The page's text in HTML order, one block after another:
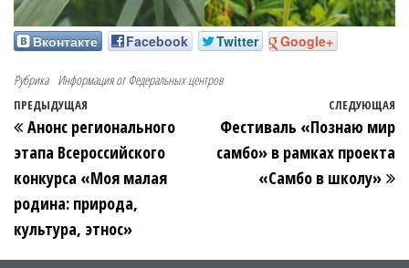
Вконтакте Facebook Twitter Google+
Рубрика Информация от Федеральных центров
ПРЕДЫДУЩАЯ
Анонс регионального
этапа Всероссийского
конкурса «Моя малая
родина: природа,
культура, этнос»
СЛЕДУЮЩАЯ
Фестиваль «Познаю мир
самбо» в рамках проекта
«Самбо в школу»